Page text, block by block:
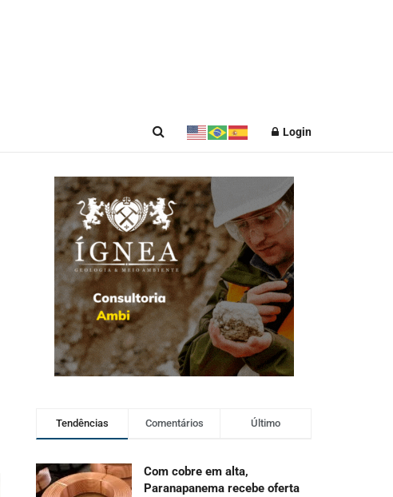
Login
Tendências Comentários Último
Com cobre em alta,
Paranapanema recebe oferta